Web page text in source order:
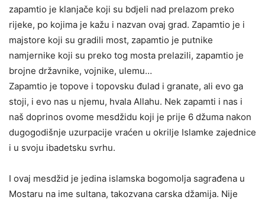
zapamtio je klanjače koji su bdjeli nad prelazom preko
rijeke, po kojima je kažu i nazvan ovaj grad. Zapamtio je i
majstore koji su gradili most, zapamtio je putnike
namjernike koji su preko tog mosta prelazili, zapamtio je
brojne državnike, vojnike, ulemu…
Zapamtio je topove i topovsku đulad i granate, ali evo ga
stoji, i evo nas u njemu, hvala Allahu. Nek zapamti i nas i
naš doprinos ovome mesdžidu koji je prije 6 džuma nakon
dugogodišnje uzurpacije vraćen u okrilje Islamke zajednice
i u svoju ibadetsku svrhu.
I ovaj mesdžid je jedina islamska bogomolja sagrađena u
Mostaru na ime sultana, takozvana carska džamija. Nije